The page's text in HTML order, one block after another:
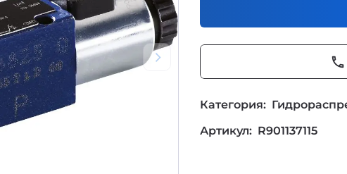
phone
Категория:
Артикул: R901137115